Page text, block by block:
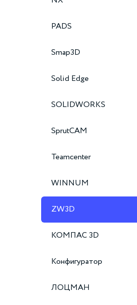
PADS
Smap3D
Solid Edge
SOLIDWORKS
SprutCAM
Teamcenter
WINNUM
ZW3D
КОМПАС 3D
Конфигуратор
ЛОЦМАН